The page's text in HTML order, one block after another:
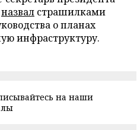
назвал страшилками
о планах
инфраструктуру.
на наши